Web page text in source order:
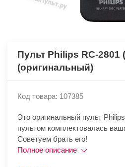
Пульт Philips RC-2801
(оригинальный)
Код товара: 107385
Это оригинальный пульт
пультом комплектовалась
Советуем брать его!
Полное описание